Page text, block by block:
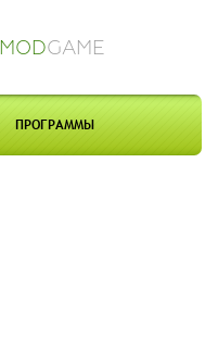
MODGAME
ПРОГРАММЫ